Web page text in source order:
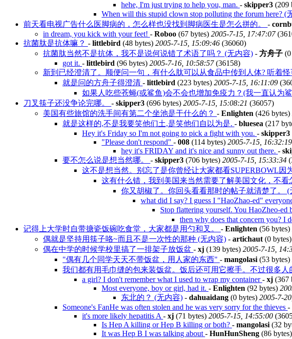
hehe, I'm just trying to help you, man. - skipper3 (209
When will this stupid clown stop polluting the forum here? (
前天看电视广告什么医脚病的，怎么样也没找到脚病医生是怎么拼的。 -
in dream, you kick with your feet! - Roboo (67 bytes) 2005-7-15, 17:47:07
抗菌肽是抗体嘛？ - littlebird (48 bytes) 2005-7-15, 15:09:46 (36060)
抗菌肽当然不是抗体，我不是说何说错了术语了吗？ (无内容) - 方舟子
got it. - littlebird (96 bytes) 2005-7-16, 10:58:57(36158)
新到已经澄清了。顺便问一句，有什么肽可以从食品中传到人体? 听着
就是问的方舟子得澄清 - littlebird (223 bytes) 2005-7-15, 16:11:09
如果人吃些苍蝇(或鲨鱼)会不会也增加免疫力？(我一直认为
刀叉筷子还没争论完哪。 - skipper3 (696 bytes) 2005-7-15, 15:08:21 (36057)
美国有些旅馆的洗手间有第二个坐池是干什么的？ - Enlighten (426 bytes)
就是这样的,不是我要笑他们土,是笑他们自以为是. - bluesea (217
Hey it's Friday so I'm not going to pick a fight with you. - skipper3
"Please don't respond" - 008 (114 bytes) 2005-7-15, 16:32:19
hey it's FRIDAY and it's nice and sunny out there. -
要不怎么说是想当然哪。 - skipper3 (706 bytes) 2005-7-15, 15:33:34
这不是想当然。别忘了是你曾经让大家都看SUPERBOWL因
这有什么错，我到美国来当然需要了解美国文化，不看
你又胡椒了。你回头看看那时的帖子就清楚了。 (
what did I say? I guess I "HaoZhao-ed"
Stop flattering yourself. You HaoZheo-
then why does that concern you? I
记得上大学时自带搪瓷饭碗吃食堂，大家都是用勺和叉。 - Enlighten (56 bytes)
偶就是坚持用筷子咯~而且不是一次性的那种 (无内容) - artichaut(0 bytes)
偶在中学的时候学校里搞了一排架子放饭盆 - xj (139 bytes) 2005-7-15,
"偶有几个同学天天不带饭盆，用人家的东西" - mangolasi(53 bytes)
我们都有用毛巾缝的包来装饭盆。饭后还可用它擦手。不过很多人
a girl? I don't remember what I used to wrap my container- xj (367
Most everyone, boy or girl, had it. - Enlighten (92 bytes)
东北的？ (无内容) - dahuaidang (0 bytes) 2005-7-
Someone's FanHe was often stolen and he was very sorry for the thieves -
it's more likely hepatitis A- xj (71 bytes) 2005-7-15, 14:55:00
Is Hep A killing or Hep B killing or both? - mangolasi(32
It was Hep B I was talking about- HunHunSheng (86 bytes)